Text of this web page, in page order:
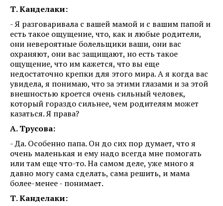
Т. Канделаки:
- Я разговаривала с вашей мамой и с вашим папой и
есть такое ощущение, что, как и любые родители,
они невероятные болельщики ваши, они вас
охраняют, они вас защищают, но есть такое
ощущение, что им кажется, что вы еще
недостаточно крепки для этого мира. А я когда вас
увидела, я понимаю, что за этими глазами и за этой
внешностью кроется очень сильный человек,
который гораздо сильнее, чем родителям может
казаться. Я права?
А. Трусова:
- Да. Особенно папа. Он до сих пор думает, что я
очень маленькая и ему надо всегда мне помогать
или там еще что-то. На самом деле, уже много я
давно могу сама сделать, сама решить, и мама
более-менее - понимает.
Т. Канделаки: